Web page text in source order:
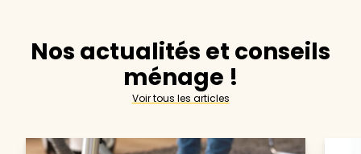
Nos actualités et conseils
ménage !
Voir tous les articles